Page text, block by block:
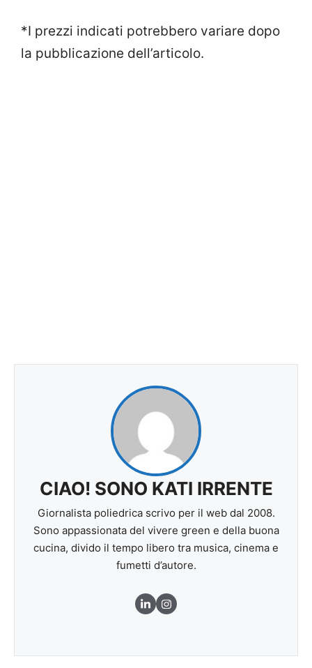
*I prezzi indicati potrebbero variare dopo
la pubblicazione dell’articolo.
CIAO! SONO KATI IRRENTE
Giornalista poliedrica scrivo per il web dal 2008.
Sono appassionata del vivere green e della buona
cucina, divido il tempo libero tra musica, cinema e
fumetti d’autore.